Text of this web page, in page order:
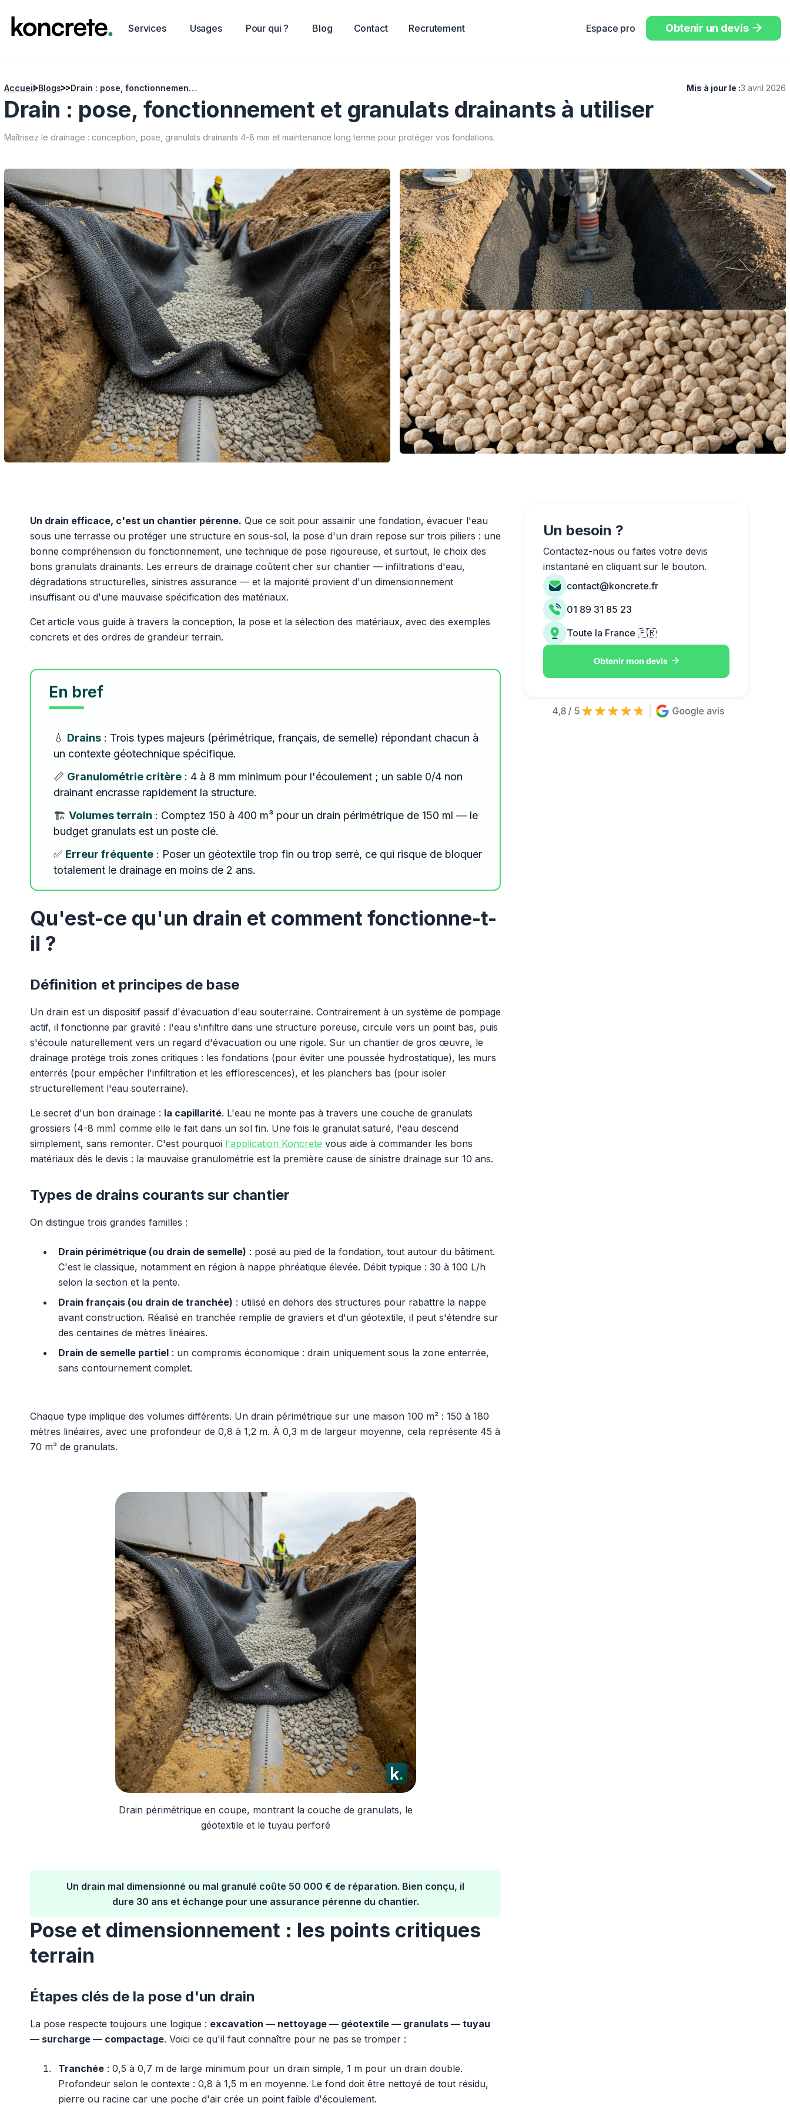
Services Usages Pour qui ? Blog Contact Recrutement Espace pro Obtenir un devis 
Accueil Blogs Drain : pose, fonctionnement et granulats drainants à utiliser Mis à jour le :3 avril 2026
Drain : pose, fonctionnement et granulats drainants à utiliser
Maîtrisez le drainage : conception, pose, granulats drainants 4-8 mm et maintenance long terme pour protéger vos fondations.
Un drain efficace, c'est un chantier pérenne. Que ce soit pour assainir une fondation, évacuer l'eau
sous une terrasse ou protéger une structure en sous-sol, la pose d'un drain repose sur trois piliers : une
bonne compréhension du fonctionnement, une technique de pose rigoureuse, et surtout, le choix des
bons granulats drainants. Les erreurs de drainage coûtent cher sur chantier — infiltrations d'eau,
dégradations structurelles, sinistres assurance — et la majorité provient d'un dimensionnement
insuffisant ou d'une mauvaise spécification des matériaux.
Cet article vous guide à travers la conception, la pose et la sélection des matériaux, avec des exemples
concrets et des ordres de grandeur terrain.
En bref
💧 Drains: Trois types majeurs (périmétrique, français, de semelle) répondant chacun à
un contexte géotechnique spécifique.
📏 Granulométrie critère: 4 à 8 mm minimum pour l'écoulement ; un sable 0/4 non
drainant encrasse rapidement la structure.
🏗️ Volumes terrain : Comptez 150 à 400 m³ pour un drain périmétrique de 150 ml — le
budget granulats est un poste clé.
✅ Erreur fréquente: Poser un géotextile trop fin ou trop serré, ce qui risque de bloquer
totalement le drainage en moins de 2 ans.
Qu'est-ce qu'un drain et comment fonctionne-t-
il ?
Définition et principes de base
Un drain est un dispositif passif d'évacuation d'eau souterraine. Contrairement à un système de pompage
actif, il fonctionne par gravité : l'eau s'infiltre dans une structure poreuse, circule vers un point bas, puis
s'écoule naturellement vers un regard d'évacuation ou une rigole. Sur un chantier de gros œuvre, le
drainage protège trois zones critiques : les fondations (pour éviter une poussée hydrostatique), les murs
enterrés (pour empêcher l'infiltration et les efflorescences), et les planchers bas (pour isoler
structurellement l'eau souterraine).
Le secret d'un bon drainage : la capillarité. L'eau ne monte pas à travers une couche de granulats
grossiers (4-8 mm) comme elle le fait dans un sol fin. Une fois le granulat saturé, l'eau descend
simplement, sans remonter. C'est pourquoi l'application Koncrete vous aide à commander les bons
matériaux dès le devis : la mauvaise granulométrie est la première cause de sinistre drainage sur 10 ans.
Types de drains courants sur chantier
On distingue trois grandes familles :
Drain périmétrique (ou drain de semelle) : posé au pied de la fondation, tout autour du bâtiment.
C'est le classique, notamment en région à nappe phréatique élevée. Débit typique : 30 à 100 L/h
selon la section et la pente.
Drain français (ou drain de tranchée) : utilisé en dehors des structures pour rabattre la nappe
avant construction. Réalisé en tranchée remplie de graviers et d'un géotextile, il peut s'étendre sur
des centaines de mètres linéaires.
Drain de semelle partiel: un compromis économique : drain uniquement sous la zone enterrée,
sans contournement complet.
Chaque type implique des volumes différents. Un drain périmétrique sur une maison 100 m² : 150 à 180
mètres linéaires, avec une profondeur de 0,8 à 1,2 m. À 0,3 m de largeur moyenne, cela représente 45 à
70 m³ de granulats.
Drain périmétrique en coupe, montrant la couche de granulats, le
géotextile et le tuyau perforé
Un drain mal dimensionné ou mal granulé coûte 50 000 € de réparation. Bien conçu, il
dure 30 ans et échange pour une assurance pérenne du chantier.
Pose et dimensionnement : les points critiques
terrain
Étapes clés de la pose d'un drain
La pose respecte toujours une logique : excavation — nettoyage — géotextile — granulats — tuyau
— surcharge — compactage. Voici ce qu'il faut connaître pour ne pas se tromper :
Tranchée: 0,5 à 0,7 m de large minimum pour un drain simple, 1 m pour un drain double.
Profondeur selon le contexte : 0,8 à 1,5 m en moyenne. Le fond doit être nettoyé de tout résidu,
pierre ou racine car une poche d'air crée un point faible d'écoulement.
Un besoin ?
Contactez-nous ou faites votre devis
instantané en cliquant sur le bouton.
contact@koncrete.fr
01 89 31 85 23
Toute la France 🇫🇷
Obtenir mon devis 